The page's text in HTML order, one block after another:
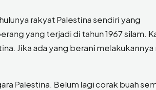
rakyat Palestina sendiri yang
yang terjadi di tahun 1967 silam.
Jika ada yang berani melakukannya
Palestina. Belum lagi corak buah